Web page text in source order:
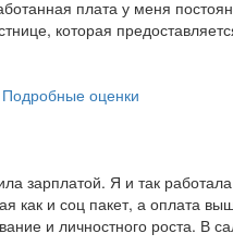
плата у меня
которая
Подробные оценки
зарплатой. Я и так
как и соц пакет, а оплата
и личностного роста. В